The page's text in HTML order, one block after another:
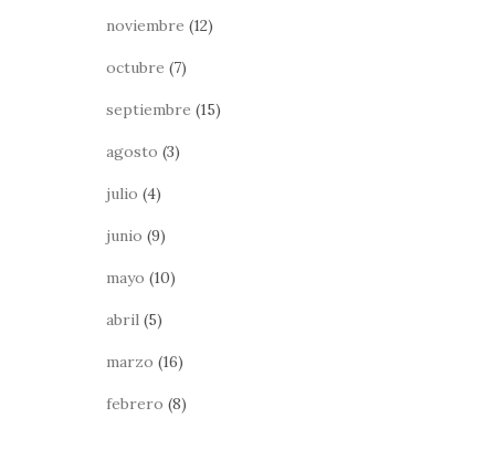
noviembre (12)
octubre (7)
septiembre (15)
agosto (3)
julio (4)
junio (9)
mayo (10)
abril (5)
marzo (16)
febrero (8)